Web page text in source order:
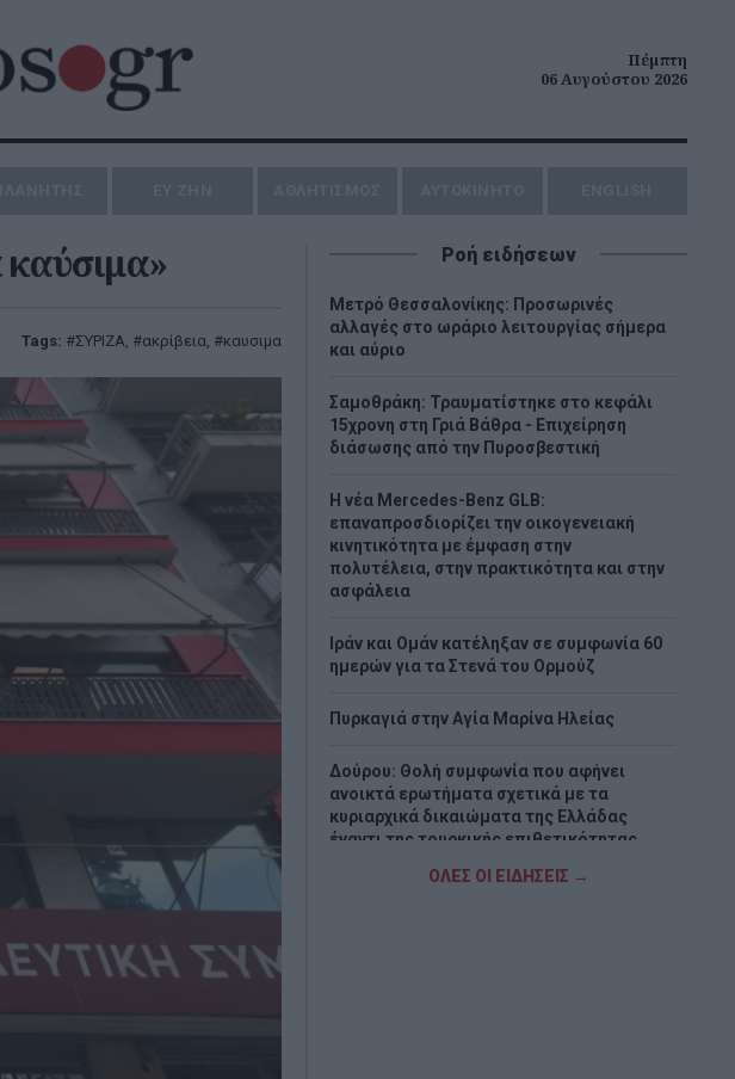
Πέμπτη
06 Αυγούστου 2026
Tags: ΣΥΡΙΖΑ, ακρίβεια, καυσιμα
Ροή ειδήσεων
Μετρό Θεσσαλονίκης: Προσωρινές
αλλαγές στο ωράριο λειτουργίας σήμερα
και αύριο
Σαμοθράκη: Τραυματίστηκε στο κεφάλι
15χρονη στη Γριά Βάθρα - Επιχείρηση
διάσωσης από την Πυροσβεστική
Η νέα Mercedes-Benz GLB:
επαναπροσδιορίζει την οικογενειακή
κινητικότητα με έμφαση στην
πολυτέλεια, στην πρακτικότητα και στην
ασφάλεια
Ιράν και Ομάν κατέληξαν σε συμφωνία 60
ημερών για τα Στενά του Ορμούζ
Πυρκαγιά στην Aγία Μαρίνα Ηλείας
Δούρου: Θολή συμφωνία που αφήνει
ανοικτά ερωτήματα σχετικά με τα
κυριαρχικά δικαιώματα της Ελλάδας
έναντι της τουρκικής επιθετικότητας
ΟΛΕΣ ΟΙ ΕΙΔΗΣΕΙΣ →